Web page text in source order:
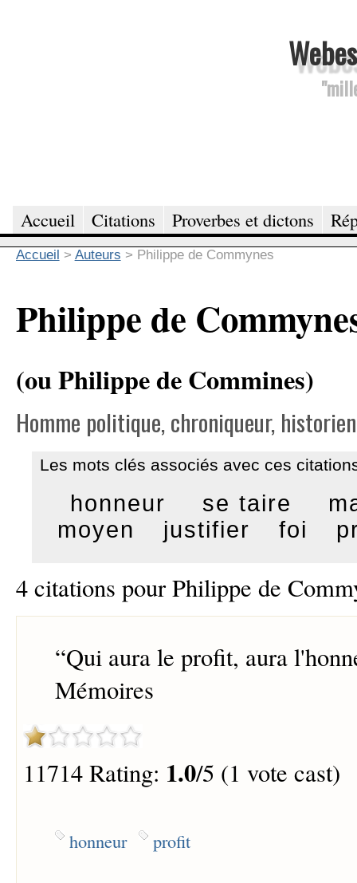
Accueil Citations Proverbes et dictons
Accueil > Auteurs > Philippe de Commynes
Philippe de
(ou Philippe de Commines)
Homme politique, chroniqueur,
Les mots clés associés avec ces
honneur se taire
moyen
justifier foi
4 citations pour Philippe de
“Qui aura le profit, aura
Mémoires
11714 Rating: 1.0/5 (1 vote cast)
honneur profit